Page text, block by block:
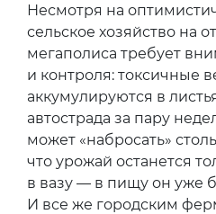
Несмотря на
сельское хозяйство на
мегаполиса требует
и контроля: токсичные
аккумулируются в
автострада за пару
может «набросать»
что урожай останется
в вазу — в пищу он уже
И все же городским